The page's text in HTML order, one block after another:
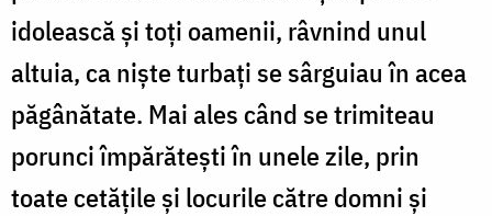
idolească şi toţi oamenii, râvnind unul
altuia, ca nişte turbaţi se sârguiau în acea
păgânătate. Mai ales când se trimiteau
porunci împărăteşti în unele zile, prin
toate cetăţile şi locurile către domni şi